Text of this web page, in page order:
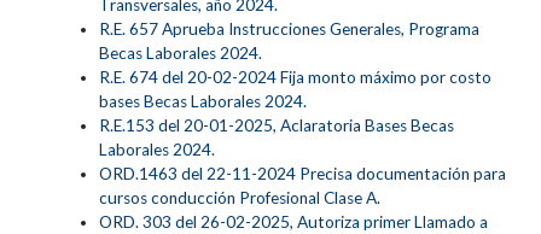
Transversales, año 2024.
R.E. 657 Aprueba Instrucciones Generales, Programa
Becas Laborales 2024.
R.E. 674 del 20-02-2024 Fija monto máximo por costo
bases Becas Laborales 2024.
R.E.153 del 20-01-2025, Aclaratoria Bases Becas
Laborales 2024.
ORD.1463 del 22-11-2024 Precisa documentación para
cursos conducción Profesional Clase A.
ORD. 303 del 26-02-2025, Autoriza primer Llamado a